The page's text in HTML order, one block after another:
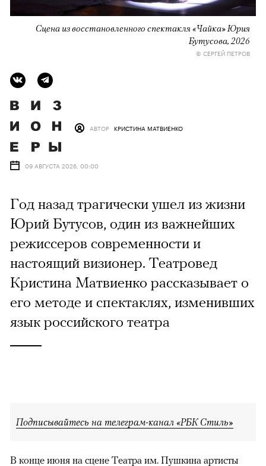
Сцена из восстановленного спектакля «Чайка» Юрия
Бутусова, 2026
© СЕРГЕЙ ПЕТРОВ
АВТОР КРИСТИНА МАТВИЕНКО
09 АВГУСТА 2026, 00:00
Год назад трагически ушел из жизни
Юрий Бутусов, один из важнейших
режиссеров современности и
настоящий визионер. Театровед
Кристина Матвиенко рассказывает о
его методе и спектаклях, изменивших
язык российского театра
Подписывайтесь на телеграм-канал «РБК Стиль»
В конце июня на сцене Театра им. Пушкина артисты